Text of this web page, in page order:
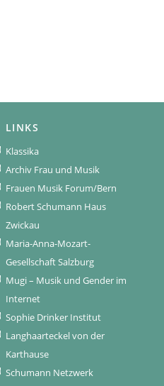
LINKS
Klassika
Archiv Frau und Musik
Frauen Musik Forum/Bern
Robert Schumann Haus
Zwickau
Maria-Anna-Mozart-
Gesellschaft Salzburg
Mugi – Musik und Gender im
Internet
Sophie Drinker Institut
Langhaarteckel von der
Karthause
Schumann Netzwerk